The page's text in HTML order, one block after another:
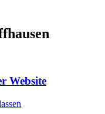
Website